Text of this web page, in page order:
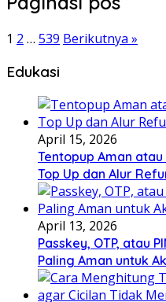
1 2 … 539 Berikutnya »
Edukasi
April 15, 2026
Tentopup Aman
Top Up dan Alur
April 13, 2026
Passkey, OTP, atau
Paling Aman untuk